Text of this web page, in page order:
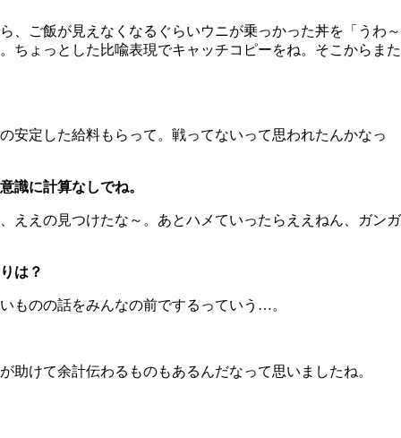
、ご飯が見えなくなるぐらいウニが乗っかった丼を「うわ～
ちょっとした比喩表現でキャッチコピーをね。そこからまた
定した給料もらって。戦ってないって思われたんかなっ
識に計算なしでね。
ええの見つけたな～。あとハメていったらええねん、ガンガ
は？
ものの話をみんなの前でするっていう…。
けて余計伝わるものもあるんだなって思いましたね。